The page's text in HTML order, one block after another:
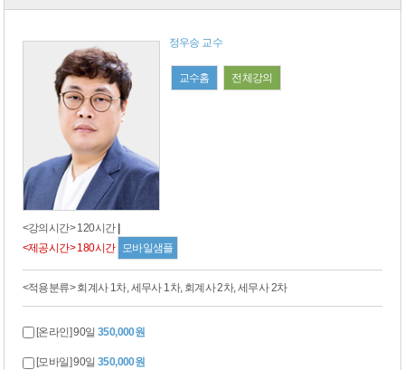
정우승 교수
교수홈 전체강의
<강의시간> 120시간
<제공시간> 180시간
모바일샘플
<적용분류> 회계사 1차, 세무사 1차, 회계사 2차, 세무사 2차
[온라인] 90일350,000원
[모바일] 90일350,000원